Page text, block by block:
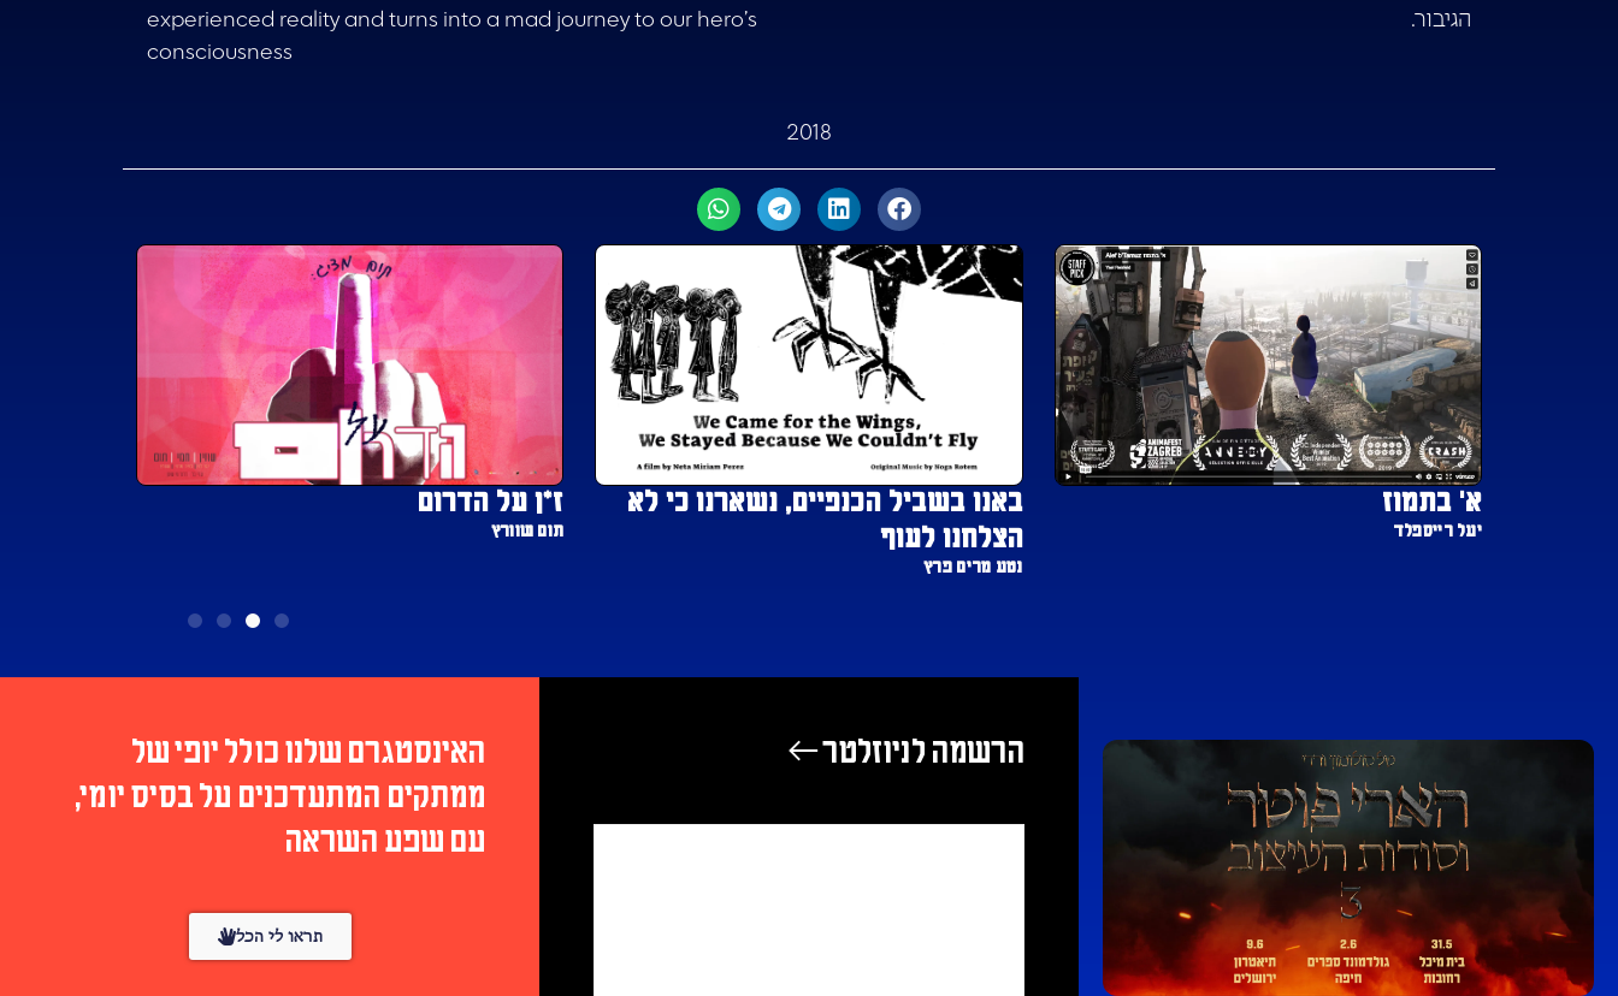
הגיבור.
experienced reality and turns into a mad journey to our hero’s
consciousness
2018
א' בתמוז
יעל רייספלד
באנו בשביל הכנפיים, נשארנו כי לא
הצלחנו לעוף
נטע מרים פרץ
ז*ן על הדרום
תום שוורץ
הרשמה לניוזלטר ←
האינסטגרם שלנו כולל יופי של
ממתקים המתעדכנים על בסיס יומי,
עם שפע השראה
תראו לי הכל